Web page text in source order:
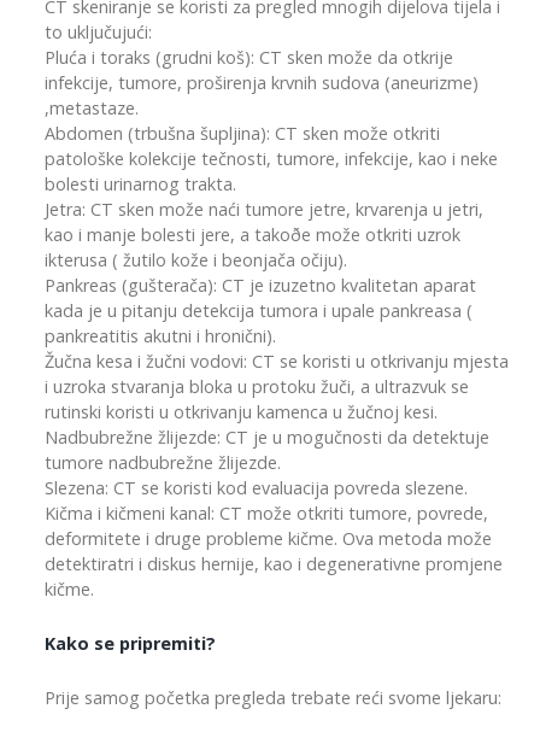
CT skeniranje se koristi za pregled mnogih dijelova tijela i
to uključujući:
Pluća i toraks (grudni koš): CT sken može da otkrije
infekcije, tumore, proširenja krvnih sudova (aneurizme)
,metastaze.
Abdomen (trbušna šupljina): CT sken može otkriti
patološke kolekcije tečnosti, tumore, infekcije, kao i neke
bolesti urinarnog trakta.
Jetra: CT sken može naći tumore jetre, krvarenja u jetri,
kao i manje bolesti jere, a takoðe može otkriti uzrok
ikterusa ( žutilo kože i beonjača očiju).
Pankreas (gušterača): CT je izuzetno kvalitetan aparat
kada je u pitanju detekcija tumora i upale pankreasa (
pankreatitis akutni i hronični).
Žučna kesa i žučni vodovi: CT se koristi u otkrivanju mjesta
i uzroka stvaranja bloka u protoku žuči, a ultrazvuk se
rutinski koristi u otkrivanju kamenca u žučnoj kesi.
Nadbubrežne žlijezde: CT je u mogučnosti da detektuje
tumore nadbubrežne žlijezde.
Slezena: CT se koristi kod evaluacija povreda slezene.
Kičma i kičmeni kanal: CT može otkriti tumore, povrede,
deformitete i druge probleme kičme. Ova metoda može
detektiratri i diskus hernije, kao i degenerativne promjene
kičme.
Kako se pripremiti?
Prije samog početka pregleda trebate reći svome ljekaru: